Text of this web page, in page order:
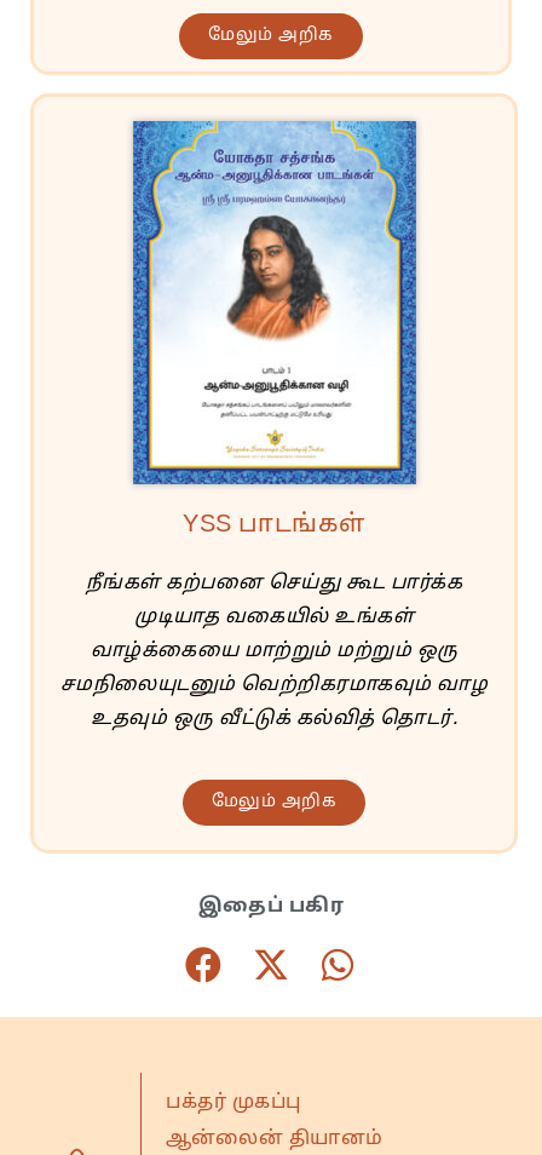
மேலும் அறிக
YSS பாடங்கள்
நீங்கள் கற்பனை செய்து கூட பார்க்க
முடியாத வகையில் உங்கள்
வாழ்க்கையை மாற்றும் மற்றும் ஒரு
சமநிலையுடனும் வெற்றிகரமாகவும் வாழ
உதவும் ஒரு வீட்டுக் கல்வித் தொடர்.
மேலும் அறிக
இதைப் பகிர
பக்தர் முகப்பு
ஆன்லைன் தியானம்